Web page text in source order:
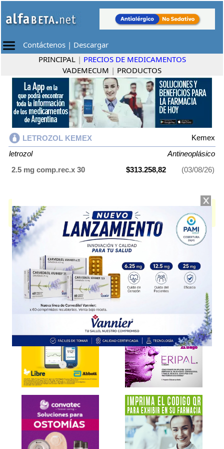
Contáctenos | Descargar
PRINCIPAL | PRECIOS DE MEDICAMENTOS
VADEMECUM | PRODUCTOS
LETROZOL KEMEX
Kemex
letrozol
Antineoplásico
2.5 mg comp.rec.x 30
$313.258,82 (03/08/26)
LETROZOL KEMEX
Es producido por
y cuenta con 1 presentación disponible.
Explorar más
Otros productos conletrozol
Otros productos deKemex